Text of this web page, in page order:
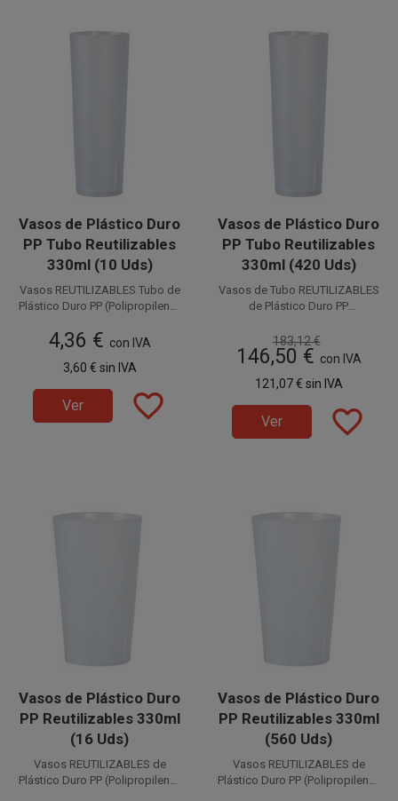
Vasos de Plástico Duro
PP Tubo Reutilizables
330ml (10 Uds)
Vasos REUTILIZABLES Tubo de
Plástico Duro PP (Polipropileno)
Estos Vasos Reutilizables de
Plástico también llamados
Vasos Ecólogicos son
perfectos para cervezas, agua,
refrescos, vinos, combinados,
paquetes de 10 unidades.
4,36 € con IVA
3,60 € sin IVA
Ver favorite_border
Vasos de Plástico Duro
PP Tubo Reutilizables
330ml (420 Uds)
Vasos de Tubo REUTILIZABLES
de Plástico Duro PP
para 330 cc. Estos Vasos
Reutilizables de Plástico
también llamados Vasos
Ecólogicos son perfectos para
cervezas, agua, refrescos,
vinos, combinados, etc.
de 420 unidades distribuidas en
42 paquetes de 10 Uds.
183,12 €
146,50 € con IVA
121,07 € sin IVA
Ver favorite_border
Vasos de Plástico Duro
PP Reutilizables 330ml
(16 Uds)
Vasos REUTILIZABLES de
Plástico Duro PP (Polipropileno)
Vasos de Plástico Duro
PP Reutilizables 330ml
(560 Uds)
Vasos REUTILIZABLES de
Plástico Duro PP (Polipropileno)